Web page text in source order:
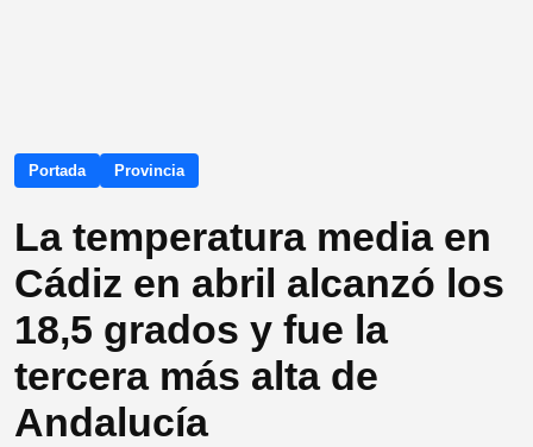
Portada Provincia
La temperatura media en
Cádiz en abril alcanzó los
18,5 grados y fue la
tercera más alta de
Andalucía